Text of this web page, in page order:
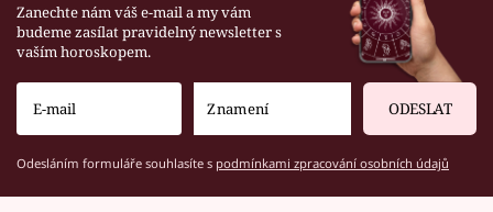
Zanechte nám váš e-mail a my vám
budeme zasílat pravidelný newsletter s
vaším horoskopem.
ODESLAT
Odesláním formuláře souhlasíte s podmínkami zpracování osobních údajů